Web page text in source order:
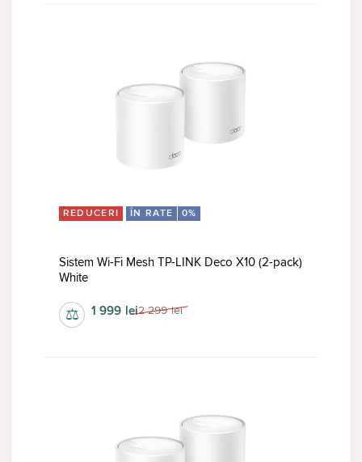
REDUCERI ÎN RATE 0%
Sistem Wi-Fi Mesh TP-LINK Deco X10 (2-pack)
White
2 299 lei
1 999 lei
⚖